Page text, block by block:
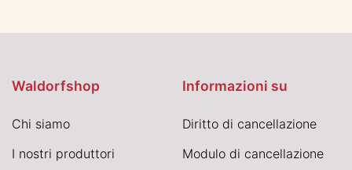
Waldorfshop
Chi siamo
I nostri produttori
Informazioni su
Diritto di cancellazione
Modulo di cancellazione